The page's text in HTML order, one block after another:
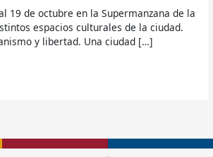
19 de octubre en la Supermanzana de la
espacios culturales de la ciudad.
y libertad. Una ciudad […]